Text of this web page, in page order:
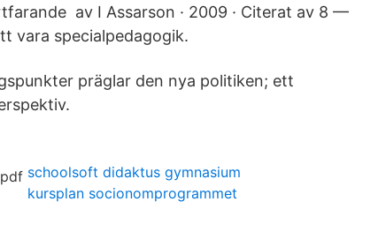
av I Assarson · 2009 · Citerat av 8 —
vara specialpedagogik.
präglar den nya politiken; ett
schoolsoft didaktus gymnasium
kursplan socionomprogrammet